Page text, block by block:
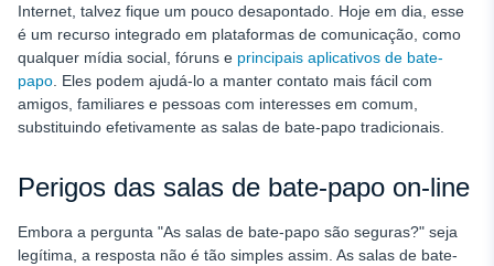
Internet, talvez fique um pouco desapontado. Hoje em dia, esse
é um recurso integrado em plataformas de comunicação, como
qualquer mídia social, fóruns e principais aplicativos de bate-
papo . Eles podem ajudá-lo a manter contato mais fácil com
amigos, familiares e pessoas com interesses em comum,
substituindo efetivamente as salas de bate-papo tradicionais.
Perigos das salas de bate-papo on-line
Embora a pergunta "As salas de bate-papo são seguras?" seja
legítima, a resposta não é tão simples assim. As salas de bate-